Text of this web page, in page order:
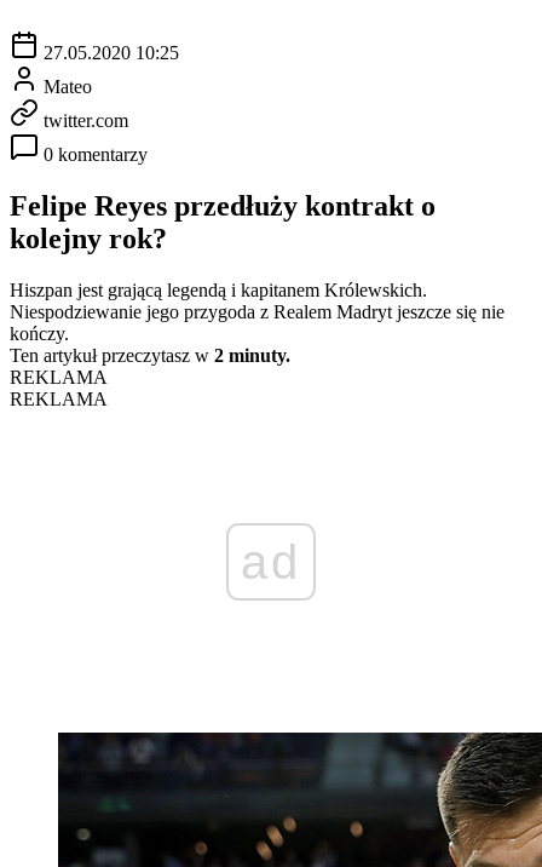
27.05.2020 10:25
Mateo
twitter.com
0 komentarzy
Felipe Reyes przedłuży kontrakt o
kolejny rok?
Hiszpan jest grającą legendą i kapitanem Królewskich.
Niespodziewanie jego przygoda z Realem Madryt jeszcze się nie
kończy.
Ten artykuł przeczytasz w 2 minuty.
REKLAMA
REKLAMA
ad